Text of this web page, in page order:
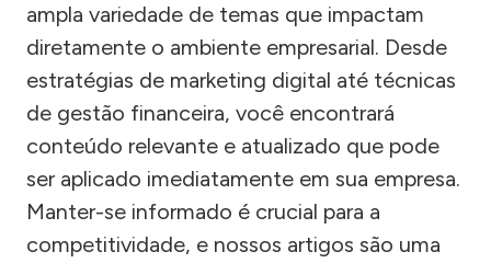
ampla variedade de temas que impactam
diretamente o ambiente empresarial. Desde
estratégias de marketing digital até técnicas
de gestão financeira, você encontrará
conteúdo relevante e atualizado que pode
ser aplicado imediatamente em sua empresa.
Manter-se informado é crucial para a
competitividade, e nossos artigos são uma